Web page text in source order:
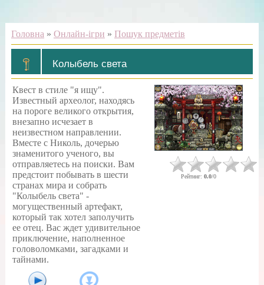
Головна » Онлайн-ігри » Пошук предметів
Колыбель света
Квест в стиле "я ищу".
Известный археолог, находясь
на пороге великого открытия,
внезапно исчезает в
неизвестном направлении.
Вместе с Николь, дочерью
знаменитого ученого, вы
отправляетесь на поиски. Вам
предстоит побывать в шести
странах мира и собрать
"Колыбель света" -
могущественный артефакт,
который так хотел заполучить
ее отец. Вас ждет удивительное
приключение, наполненное
головоломками, загадками и
тайнами.
Рейтинг: 0.0/0